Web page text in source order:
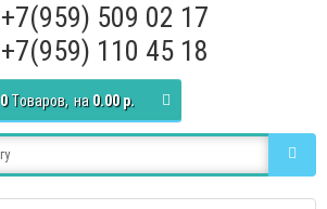
+7(959) 509 02 17
+7(959) 110 45 18
0 Tоваров, на 0.00 р.